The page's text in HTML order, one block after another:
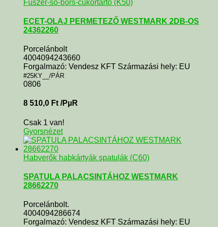
Fűszer-só-bors-cukortartó (K50)
ECET-OLAJ PERMETEZŐ WESTMARK 2DB-OS
24362260
Porcelánbolt
4004094243660
Forgalmazó: Vendesz KFT Származási hely: EU
#25KY__/PÁR
0806
8 510,0 Ft /PµR
Csak 1 van!
Gyorsnézet
Habverők habkártyák spatulák (C60)
SPATULA PALACSINTÁHOZ WESTMARK
28662270
Porcelánbolt.
4004094286674
Forgalmazó: Vendesz KFT Származási hely: EU